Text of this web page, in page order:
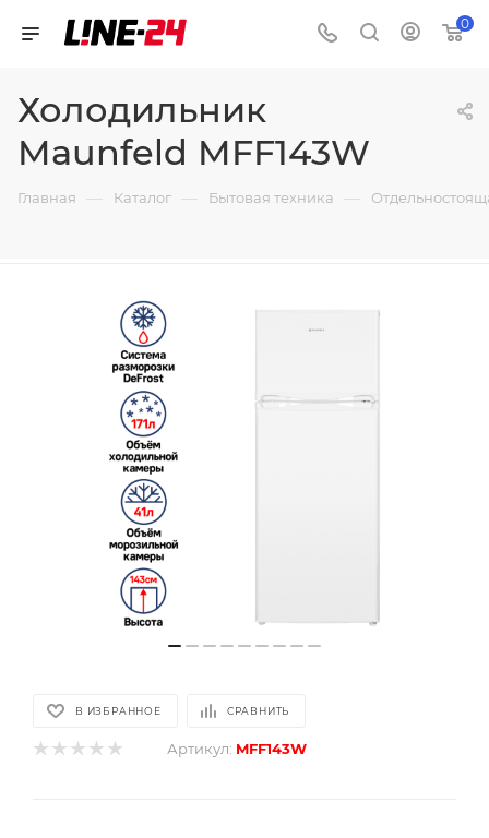
0
Холодильник
Maunfeld MFF143W
Главная — Каталог — Бытовая техника —
В ИЗБРАННОЕ СРАВНИТЬ
Артикул: MFF143W